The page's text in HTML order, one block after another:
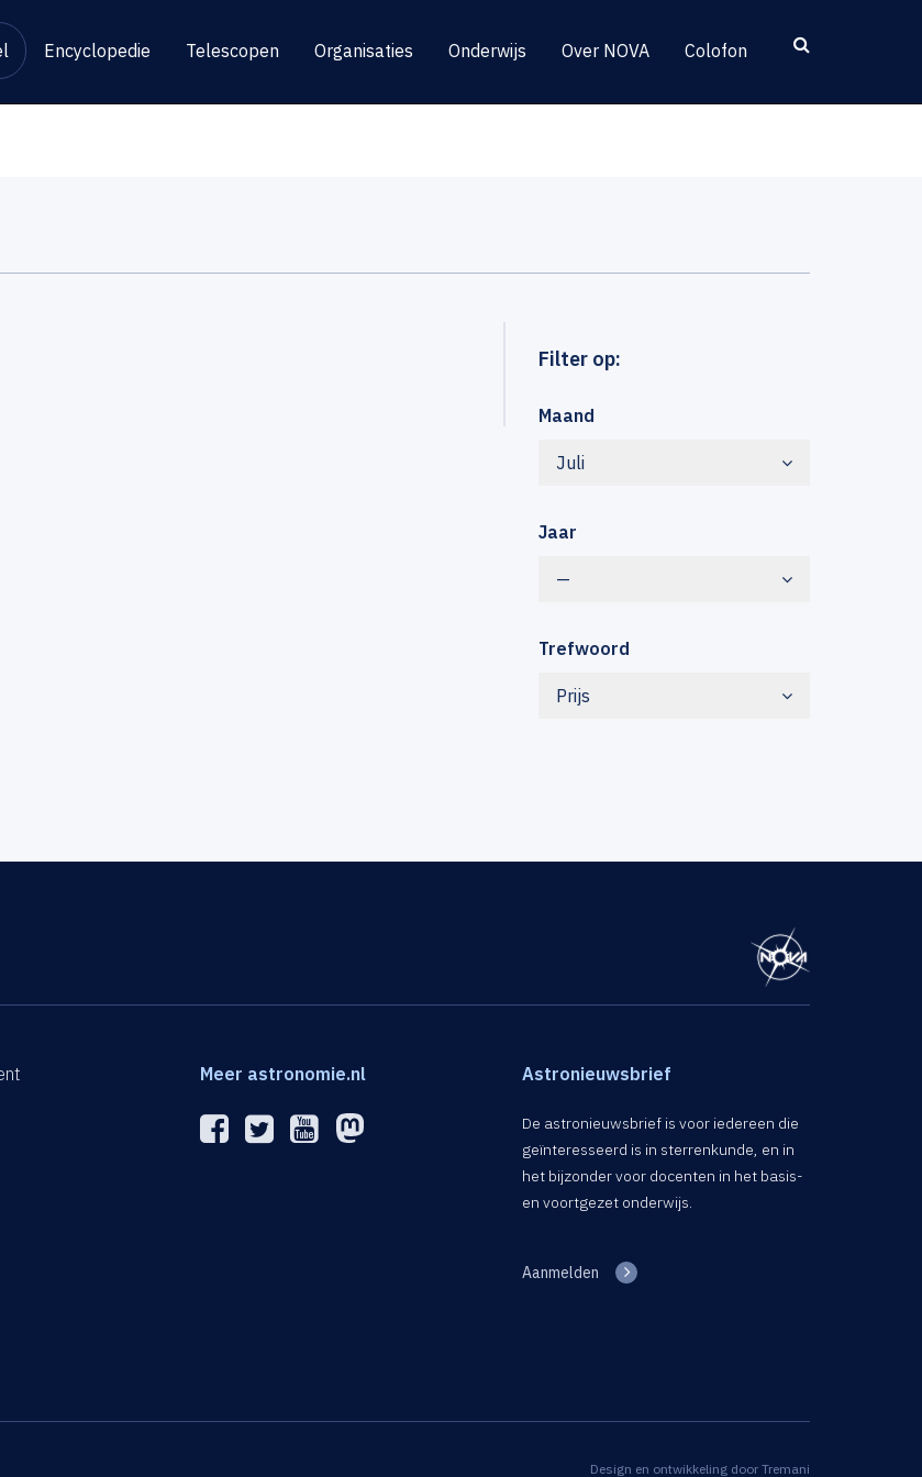
Encyclopedie Telescopen Organisaties Onderwijs Over NOVA Colofon
Filter op:
Maand
Juli
Jaar
—
Trefwoord
Prijs
Meer astronomie.nl Astronieuwsbrief
De astronieuwsbrief is voor iedereen die
geïnteresseerd is in sterrenkunde, en in
het bijzonder voor docenten in het basis-
en voortgezet onderwijs.
Aanmelden
Design en ontwikkeling door Tremani